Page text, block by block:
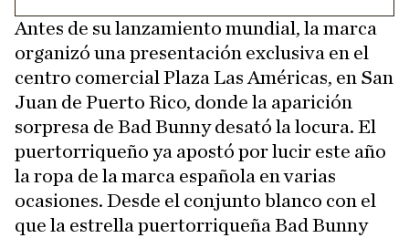
Antes de su lanzamiento mundial, la marca
organizó una presentación exclusiva en el
centro comercial Plaza Las Américas, en San
Juan de Puerto Rico, donde la aparición
sorpresa de Bad Bunny desató la locura. El
puertorriqueño ya apostó por lucir este año
la ropa de la marca española en varias
ocasiones. Desde el conjunto blanco con el
que la estrella puertorriqueña Bad Bunny